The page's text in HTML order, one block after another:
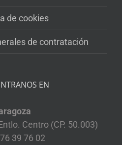
de cookies
de contratación
EN
Centro (CP. 50.003)
39 76 02